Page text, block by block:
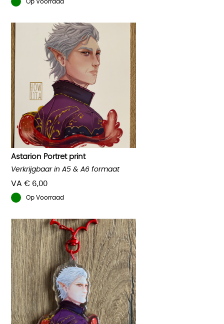
Op Voorraad
Astarion Portret print
VA€ 6,00
Verkrijgbaar in A5 & A6 formaat
Op Voorraad
product
heeft
meerdere
variaties.
Deze
optie
kan
gekozen
worden